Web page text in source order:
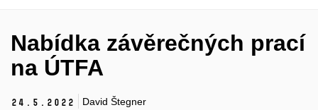
Nabídka závěrečných prací
na ÚTFA
24. 5. 2022 David Štegner